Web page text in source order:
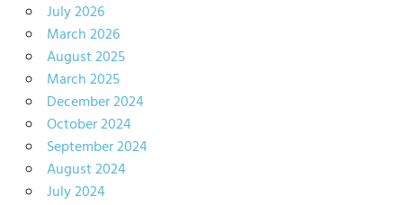
July 2026
March 2026
August 2025
March 2025
December 2024
October 2024
September 2024
August 2024
July 2024